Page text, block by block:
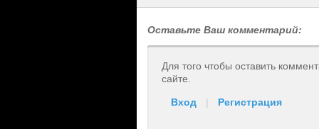
Оставьте Ваш комментарий:
Для того чтобы оставить
сайте.
Вход | Регистрация